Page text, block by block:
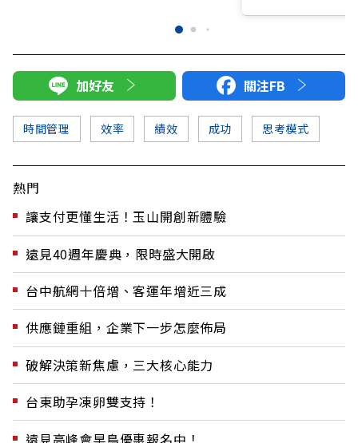
加好友 關注FB
時間管理 效率 績效 成功 思考模式
熱門
讓支付更懂生活！玉山開創新體驗
遠見40週年慶典，限時盛大開啟
台中航網十倍增、客運年增近三成
供應鏈重組，企業下一步怎麼佈局
破解決策新焦慮，三大核心能力
台東助孕凍卵雙支持！
遠見高峰會早鳥優惠報名中！